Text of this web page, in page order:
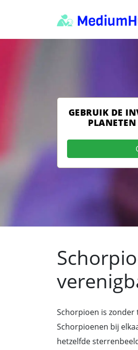
GEBRUIK DE
Schorpioen is zonder
Schorpioenen bij
hetzelfde